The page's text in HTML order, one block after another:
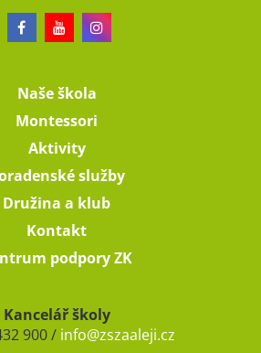
Naše škola
Montessori
Aktivity
služby
Družina a klub
Kontakt
podpory ZK
Kancelář školy
900 / info@zszaaleji.cz